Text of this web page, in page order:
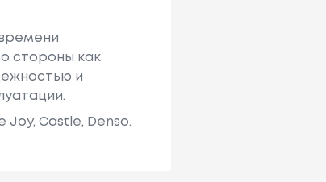
стороны как
и
Joy, Castle, Denso.